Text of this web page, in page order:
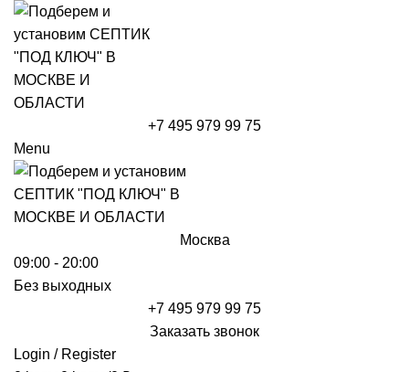
+7 495 979 99 75
Menu
Москва
09:00 - 20:00
Без выходных
+7 495 979 99 75
Заказать звонок
Login / Register